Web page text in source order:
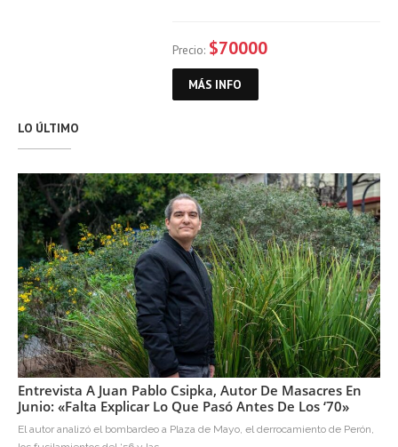
Precio: $70000
MÁS INFO
LO ÚLTIMO
Entrevista A Juan Pablo Csipka, Autor De Masacres En
Junio: «Falta Explicar Lo Que Pasó Antes De Los ‘70»
El autor analizó el bombardeo a Plaza de Mayo, el derrocamiento de Perón,